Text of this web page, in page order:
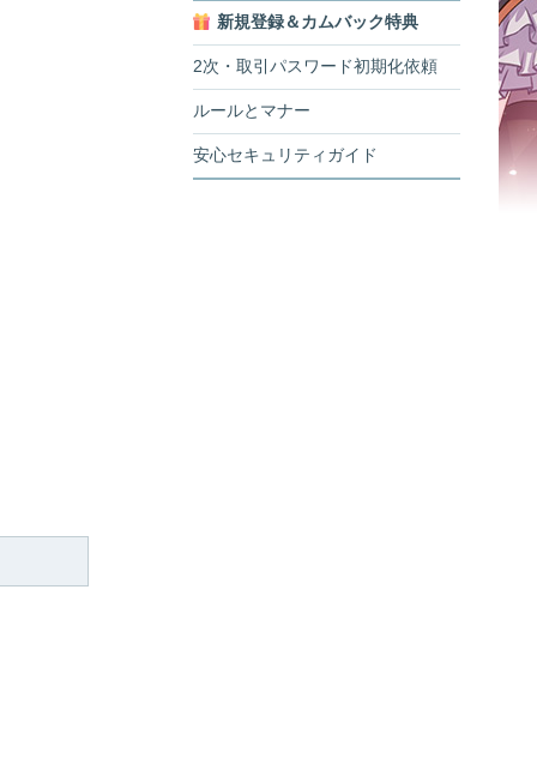
新規登録＆カムバック特典
2次・取引パスワード初期化依頼
ルールとマナー
安心セキュリティガイド